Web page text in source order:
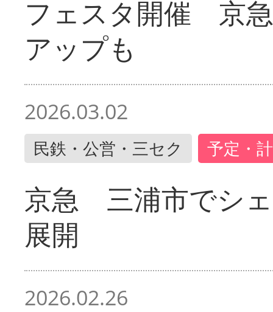
フェスタ開催 京
アップも
2026.03.02
民鉄・公営・三セク 予定・
京急 三浦市でシ
展開
2026.02.26